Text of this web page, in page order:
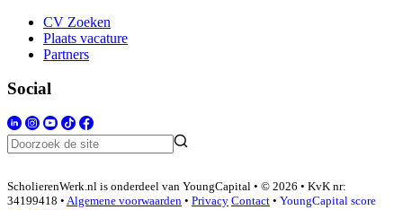
CV Zoeken
Plaats vacature
Partners
Social
ScholierenWerk.nl is onderdeel van YoungCapital • © 2026 • KvK nr:
34199418 • Algemene voorwaarden • Privacy Contact • YoungCapital score